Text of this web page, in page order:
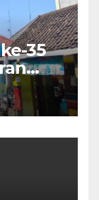
35